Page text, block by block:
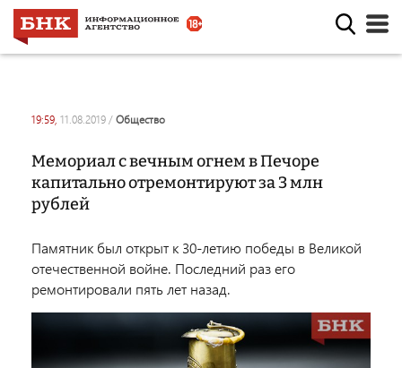
19:59, 11.08.2019 / общество
Мемориал с вечным огнем в Печоре
капитально отремонтируют за 3 млн
рублей
Памятник был открыт к 30-летию победы в Великой
отечественной войне. Последний раз его
ремонтировали пять лет назад.